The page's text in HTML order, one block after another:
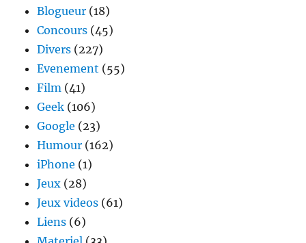
Blogueur (18)
Concours (45)
Divers (227)
Evenement (55)
Film (41)
Geek (106)
Google (23)
Humour (162)
iPhone (1)
Jeux (28)
Jeux videos (61)
Liens (6)